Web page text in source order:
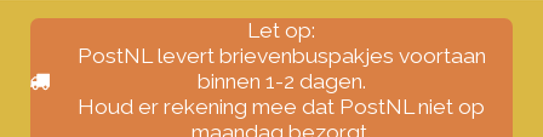
Let op:
PostNL levert brievenbuspakjes voortaan
binnen 1-2 dagen.
Houd er rekening mee dat PostNL niet op
maandag bezorgt.